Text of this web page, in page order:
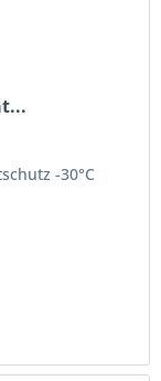
-30°C